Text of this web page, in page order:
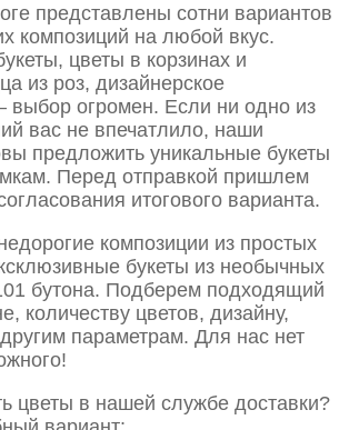
представлены сотни вариантов
композиций на любой вкус.
цветы в корзинах и
из роз, дизайнерское
огромен. Если ни одно из
вас не впечатлило, наши
предложить уникальные букеты
Перед отправкой пришлем
итогового варианта.
композиции из простых
букеты из необычных
бутона. Подберем подходящий
количеству цветов, дизайну,
параметрам. Для нас нет
цветы в нашей службе доставки?